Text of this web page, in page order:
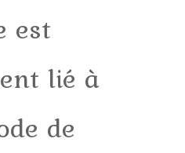
est
lié à
de